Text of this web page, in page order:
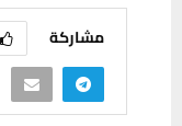
مشاركة